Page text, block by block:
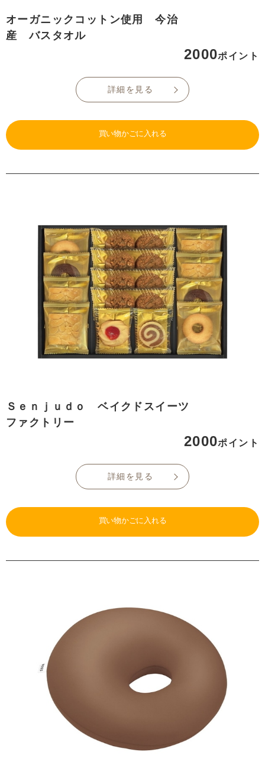
オーガニックコットン使用 今治
産 バスタオル
2000ポイント
詳細を見る
買い物かごに入れる
Ｓｅｎｊｕｄｏ ベイクドスイーツ
ファクトリー
2000ポイント
詳細を見る
買い物かごに入れる